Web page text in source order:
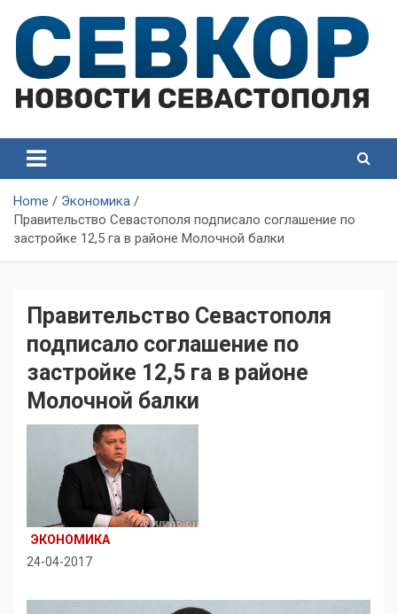
content
Севастополя
Севастополя
Home
Экономика
Правительство Севастополя подписало соглашение по
застройке 12,5 га в районе Молочной балки
Правительство Севастополя
подписало соглашение по
застройке 12,5 га в районе
Молочной балки
ЭКОНОМИКА
24-04-2017